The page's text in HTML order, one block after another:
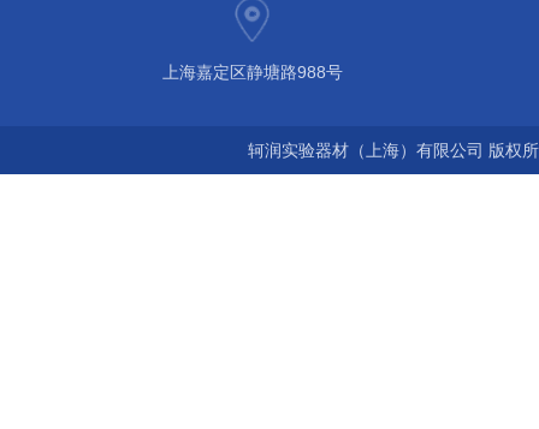
上海嘉定区静塘路988号
轲润实验器材（上海）有限公司 版权